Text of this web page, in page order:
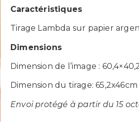
Caractéristiques
Tirage Lambda sur papier
Dimensions
Dimension de l’image :
Dimension du tirage: 65,2x46cm
Envoi protégé à partir du 15